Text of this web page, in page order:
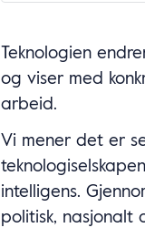
Teknologien
og viser med
arbeid.
Vi mener det er
intelligens.
politisk, nasjonalt